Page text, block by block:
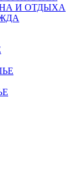
И ОТДЫХА